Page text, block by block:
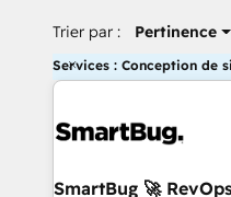
Trier par : Pertinence
Services : Conception de
SmartBug 🚀